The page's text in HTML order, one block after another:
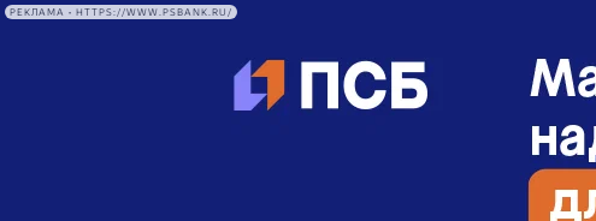
РЕКЛАМА • HTTPS://WWW.PSBANK.RU/